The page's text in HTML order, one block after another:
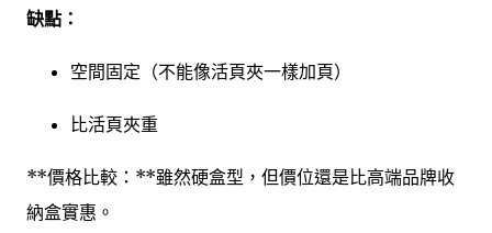
缺點：
空間固定（不能像活頁夾一樣加頁）
比活頁夾重
**價格比較：**雖然硬盒型，但價位還是比高端品牌收
納盒實惠。